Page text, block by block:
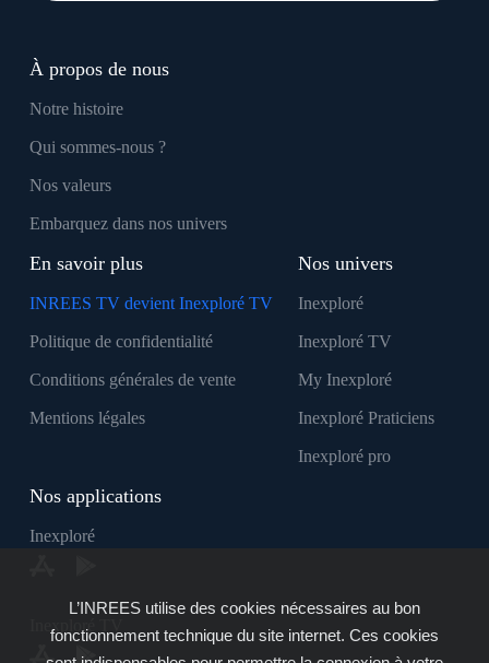
À propos de nous
Notre histoire
Qui sommes-nous ?
Nos valeurs
Embarquez dans nos univers
En savoir plus
INREES TV devient Inexploré TV
Politique de confidentialité
Conditions générales de vente
Mentions légales
Nos univers
Inexploré
Inexploré TV
My Inexploré
Inexploré Praticiens
Inexploré pro
Nos applications
Inexploré
Inexploré TV
L’INREES utilise des cookies nécessaires au bon
fonctionnement technique du site internet. Ces cookies